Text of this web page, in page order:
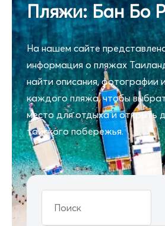
Пляжи: Бан Бо
На нашем сайте
информация о пляжах
найти описания, фотографии
каждого пляжа, чтобы
место для отдыха и открыть
тайского побережья.